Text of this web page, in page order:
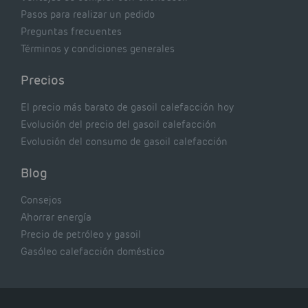
Pasos para realizar un pedido
Preguntas frecuentes
Términos y condiciones generales
Precios
El precio más barato de gasoil calefacción hoy
Evolución del precio del gasoil calefacción
Evolución del consumo de gasoil calefacción
Blog
Consejos
Ahorrar energía
Precio de petróleo y gasoil
Gasóleo calefacción doméstico